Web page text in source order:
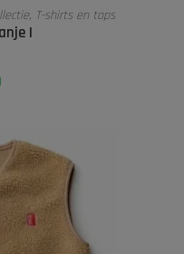
, T-shirts en tops
|